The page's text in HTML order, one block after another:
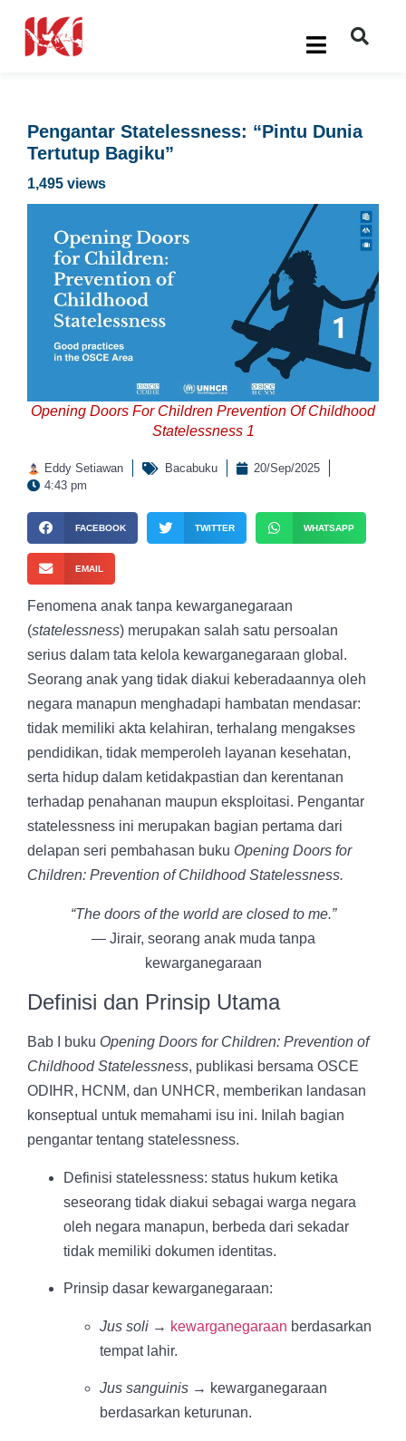
Pengantar Statelessness: “Pintu Dunia
Tertutup Bagiku”
1,495 views
Opening Doors For Children Prevention Of Childhood
Statelessness 1
Eddy Setiawan Bacabuku
20/Sep/2025
4:43 pm
FACEBOOK TWITTER WHATSAPP
EMAIL
Fenomena anak tanpa kewarganegaraan
(statelessness) merupakan salah satu persoalan
serius dalam tata kelola kewarganegaraan global.
Seorang anak yang tidak diakui keberadaannya oleh
negara manapun menghadapi hambatan mendasar:
tidak memiliki akta kelahiran, terhalang mengakses
pendidikan, tidak memperoleh layanan kesehatan,
serta hidup dalam ketidakpastian dan kerentanan
terhadap penahanan maupun eksploitasi. Pengantar
statelessness ini merupakan bagian pertama dari
delapan seri pembahasan buku Opening Doors for
Children: Prevention of Childhood Statelessness.
“The doors of the world are closed to me.”
— Jirair, seorang anak muda tanpa
kewarganegaraan
Definisi dan Prinsip Utama
Bab I buku Opening Doors for Children: Prevention of
Childhood Statelessness, publikasi bersama OSCE
ODIHR, HCNM, dan UNHCR, memberikan landasan
konseptual untuk memahami isu ini. Inilah bagian
pengantar tentang statelessness.
Definisi statelessness: status hukum ketika
seseorang tidak diakui sebagai warga negara
oleh negara manapun, berbeda dari sekadar
tidak memiliki dokumen identitas.
Prinsip dasar kewarganegaraan:
Jus soli → kewarganegaraan berdasarkan
tempat lahir.
Jus sanguinis → kewarganegaraan
berdasarkan keturunan.